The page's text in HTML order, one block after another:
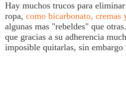
Hay muchos trucos para eliminar
ropa, como bicarbonato, cremas
algunas mas "rebeldes" que
que gracias a su adherencia
imposible quitarlas, sin